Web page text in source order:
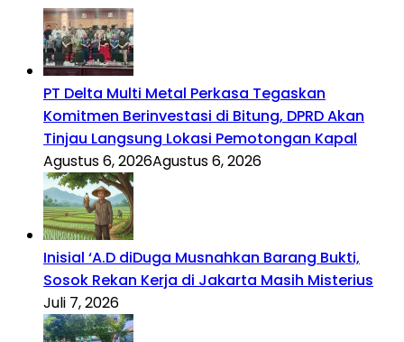
PT Delta Multi Metal Perkasa Tegaskan
Komitmen Berinvestasi di Bitung, DPRD Akan
Tinjau Langsung Lokasi Pemotongan Kapal
Agustus 6, 2026Agustus 6, 2026
Inisial ‘A.D diDuga Musnahkan Barang Bukti,
Sosok Rekan Kerja di Jakarta Masih Misterius
Juli 7, 2026